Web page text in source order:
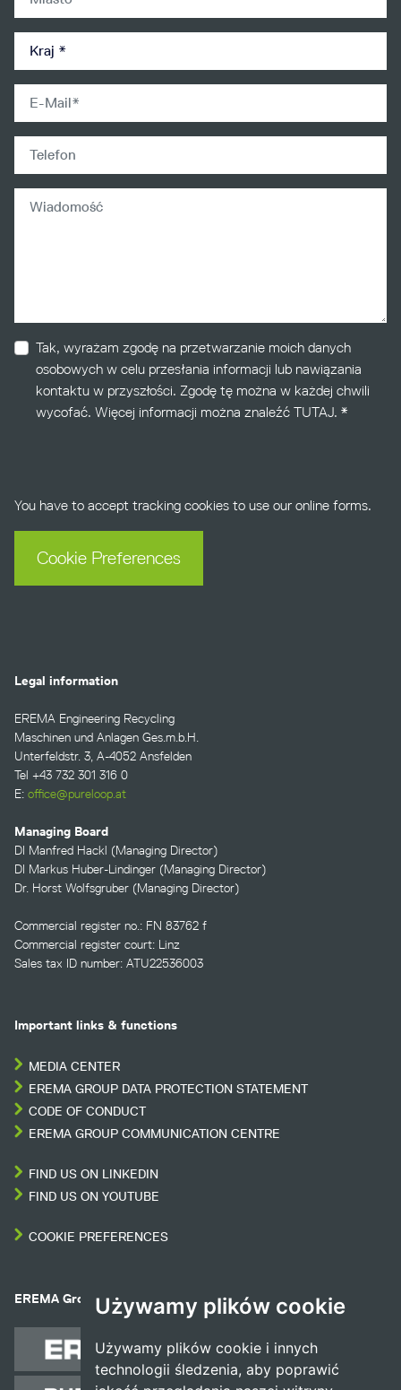
Używamy plików cookie
Używamy plików cookie i innych
technologii śledzenia, aby poprawić
country
email
Mobilephone
Wiadomość
hs_content_membership_email_confirmed
Tak, wyrażam zgodę na przetwarzanie moich danych
osobowych w celu przesłania informacji lub nawiązania
kontaktu w przyszłości. Zgodę tę można w każdej chwili
wycofać. Więcej informacji można znaleźć TUTAJ. *
You have to accept tracking cookies to use our online forms.
Cookie Preferences
Legal information
EREMA Engineering Recycling
Maschinen und Anlagen Ges.m.b.H.
Unterfeldstr. 3, A-4052 Ansfelden
Tel +43 732 301 316 0
E: office@pureloop.at
Managing Board
DI Manfred Hackl (Managing Director)
DI Markus Huber-Lindinger (Managing Director)
Dr. Horst Wolfsgruber (Managing Director)
Commercial register no.: FN 83762 f
Commercial register court: Linz
Sales tax ID number: ATU22536003
Important links & functions
MEDIA CENTER
EREMA GROUP DATA PROTECTION STATEMENT
CODE OF CONDUCT
EREMA GROUP COMMUNICATION CENTRE
FIND US ON LINKEDIN
FIND US ON YOUTUBE
COOKIE PREFERENCES
EREMA Group companies